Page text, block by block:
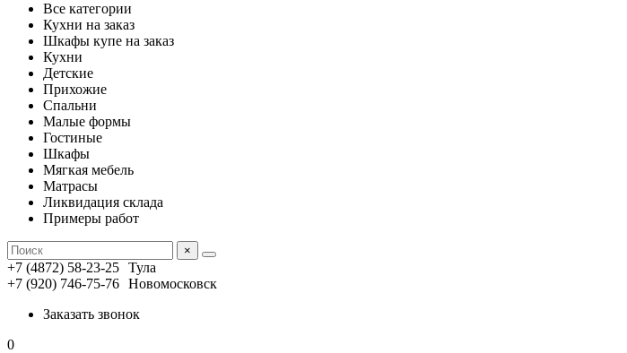
Все категории
Кухни на заказ
Шкафы купе на заказ
Кухни
Детские
Прихожие
Спальни
Малые формы
Гостиные
Шкафы
Мягкая мебель
Матрасы
Ликвидация склада
Примеры работ
×
+7 (4872) 58-23-25 Тула
+7 (920) 746-75-76 Новомосковск
Заказать звонок
0